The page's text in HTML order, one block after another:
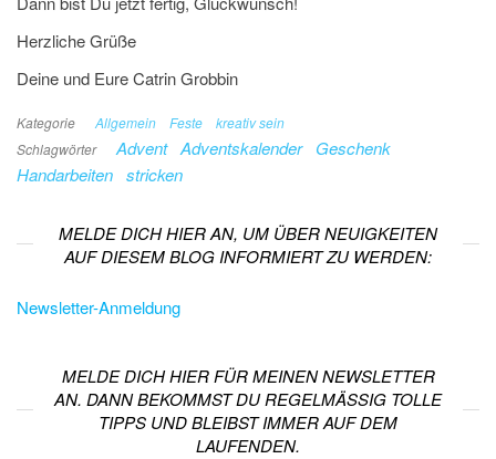
Herzliche Grüße
Deine und Eure Catrin Grobbin
Kategorie Allgemein Feste
kreativ sein
Schlagwörter
Advent Adventskalender
Geschenk
Handarbeiten stricken
MELDE DICH HIER AN, UM ÜBER NEUIGKEITEN
AUF DIESEM BLOG INFORMIERT ZU WERDEN:
Newsletter-Anmeldung
MELDE DICH HIER FÜR MEINEN NEWSLETTER
AN. DANN BEKOMMST DU REGELMÄSSIG TOLLE T
IPPS UND BLEIBST IMMER AUF DEM L
AUFENDEN.